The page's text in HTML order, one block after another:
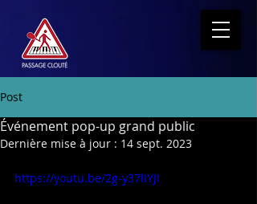
Post
Événement pop-up grand public
Dernière mise à jour : 14 sept. 2023
https://youtu.be/2g-y37lIYJI